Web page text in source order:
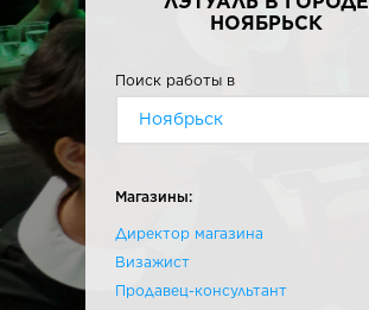
НОЯБРЬСК
Поиск работы в
Ноябрьск
Магазины:
Директор магазина
Визажист
Продавец-консультант